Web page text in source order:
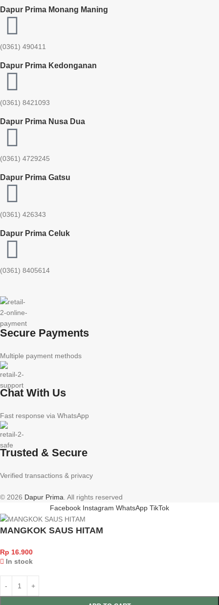
Dapur Prima Monang Maning
(0361) 490411​
Dapur Prima Kedonganan
(0361) 8421093
Dapur Prima Nusa Dua
(0361) 4729245
Dapur Prima Gatsu
(0361) 426343
Dapur Prima Celuk
(0361) 8405614
Secure Payments
Multiple payment methods
Chat With Us
Fast response via WhatsApp
Trusted & Secure
Verified transactions & privacy
© 2026 Dapur Prima . All rights reserved
Facebook Instagram WhatsApp TikTok
MANGKOK SAUS HITAM
Rp 16.900
In stock